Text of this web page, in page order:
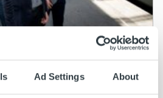
Ad Settings About
– yrityskulttuuri